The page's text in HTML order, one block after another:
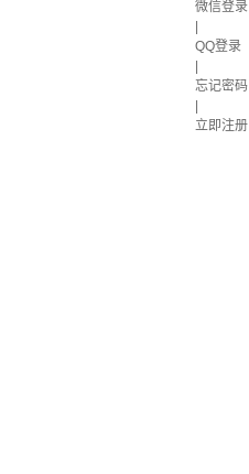
微信登录
QQ登录
忘记密码
立即注册